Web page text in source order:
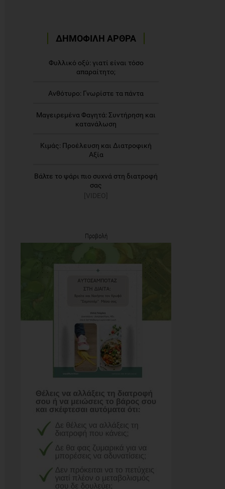
ΔΗΜΟΦΙΛΗ ΑΡΘΡΑ
Φυλλικό οξύ: γιατί είναι τόσο
απαραίτητο;
Ανθότυρο: Γνωρίστε τα πάντα
Μαγειρεμένα Φαγητά: Συντήρηση και
κατανάλωση
Κιμάς: Προέλευση και Διατροφική
Αξία
Βάλτε το ψάρι πιο συχνά στη διατροφή
σας
[VIDEO]
Προβολή